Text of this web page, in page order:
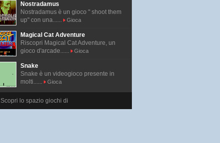
Nostradamus
Nostradamus è un gioco " shoot them
up" con una......
Gioca
Magical Cat Adventure
Riscopri Magical Cat Adventure, un
gioco d'arcade......
Gioca
Snake
Snake è un videogioco presente in
molti......
Gioca
Scopri lo spazio giochi di